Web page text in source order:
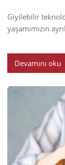
Giyilebilir
yaşamımızın
Devamını oku